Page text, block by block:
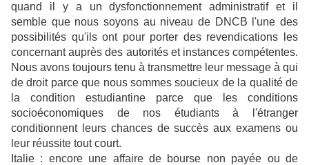
quand il y a un dysfonctionnement administratif et il
semble que nous soyons au niveau de DNCB l'une des
possibilités qu'ils ont pour porter des revendications les
concernant auprès des autorités et instances compétentes.
Nous avons toujours tenu à transmettre leur message à qui
de droit parce que nous sommes soucieux de la qualité de
la condition estudiantine parce que les conditions
socioéconomiques de nos étudiants à l'étranger
conditionnent leurs chances de succès aux examens ou
leur réussite tout court.
Italie : encore une affaire de bourse non payée ou de